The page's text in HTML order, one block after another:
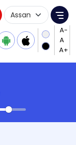
Language